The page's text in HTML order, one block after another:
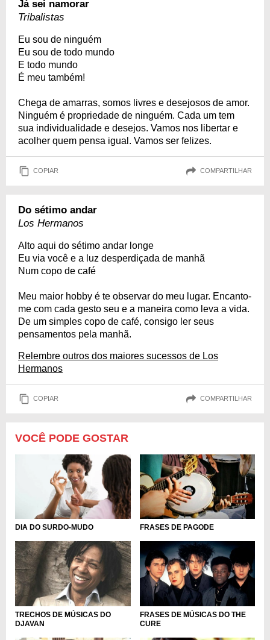
Já sei namorar
Tribalistas
Eu sou de ninguém
Eu sou de todo mundo
E todo mundo
É meu também!
Chega de amarras, somos livres e desejosos de amor.
Ninguém é propriedade de ninguém. Cada um tem
sua individualidade e desejos. Vamos nos libertar e
acolher quem pensa igual. Vamos ser felizes.
COPIAR COMPARTILHAR
Do sétimo andar
Los Hermanos
Alto aqui do sétimo andar longe
Eu via você e a luz desperdiçada de manhã
Num copo de café
Meu maior hobby é te observar do meu lugar. Encanto-
me com cada gesto seu e a maneira como leva a vida.
De um simples copo de café, consigo ler seus
pensamentos pela manhã.
Relembre outros dos maiores sucessos de Los
Hermanos
COPIAR COMPARTILHAR
VOCÊ PODE GOSTAR
DIA DO SURDO-MUDO FRASES DE PAGODE
TRECHOS DE MÚSICAS DO
DJAVAN
FRASES DE MÚSICAS DO THE
CURE